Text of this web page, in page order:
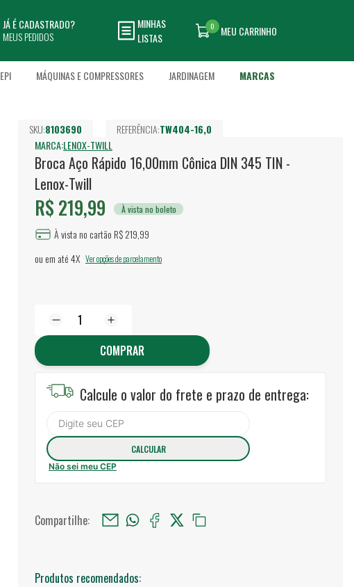
JÁ É CADASTRADO?
MEUS PEDIDOS
MINHAS
LISTAS
MEU CARRINHO
0
EPI MÁQUINAS E COMPRESSORES JARDINAGEM MARCAS
SKU:8103690 REFERÊNCIA:TW404-16,0
MARCA:LENOX-TWILL
Broca Aço Rápido 16,00mm Cônica DIN 345 TIN -
Lenox-Twill
R$ 219,99 À vista no boleto
À vista no cartão R$ 219,99
ou em até4X Ver opções de parcelamento
COMPRAR
Calcule o valor do frete e prazo de entrega:
Não sei meu CEP
Compartilhe:
Produtos recomendados: